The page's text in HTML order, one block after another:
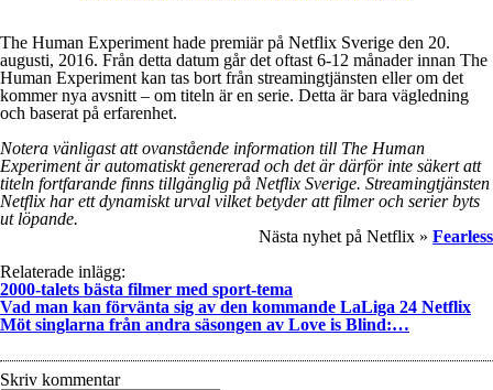
The Human Experiment hade premiär på Netflix Sverige den 20.
augusti, 2016. Från detta datum går det oftast 6-12 månader innan The
Human Experiment kan tas bort från streamingtjänsten eller om det
kommer nya avsnitt – om titeln är en serie. Detta är bara vägledning
och baserat på erfarenhet.
Notera vänligast att ovanstående information till The Human
Experiment är automatiskt genererad och det är därför inte säkert att
titeln fortfarande finns tillgänglig på Netflix Sverige. Streamingtjänsten
Netflix har ett dynamiskt urval vilket betyder att filmer och serier byts
ut löpande.
Nästa nyhet på Netflix » Fearless
Relaterade inlägg:
2000-talets bästa filmer med sport-tema
Vad man kan förvänta sig av den kommande LaLiga 24 Netflix
Möt singlarna från andra säsongen av Love is Blind:…
Skriv kommentar